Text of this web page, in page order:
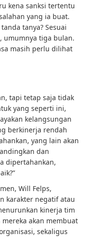
kena sanksi tertentu
yang ia buat.
tanya? Sesuai
umumnya tiga bulan.
masih perlu dilihat
tapi tetap saja tidak
yang seperti ini,
kelangsungan
berkinerja rendah
yang lain akan
dan
dipertahankan,
Will Felps,
karakter negatif atau
kinerja tim
akan membuat
sekaligus